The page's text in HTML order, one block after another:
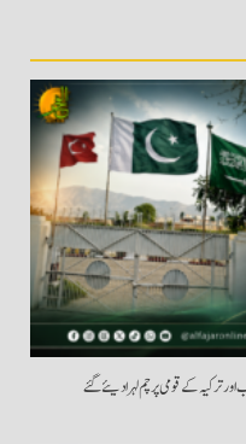
ترکیہ کے قومی پرچم لہرا دیئے گئے